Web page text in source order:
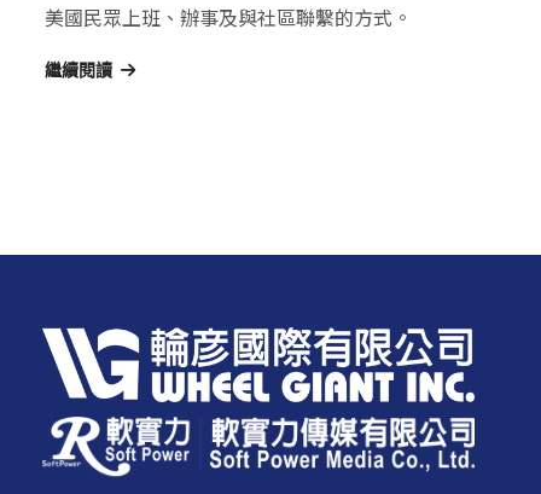
美國民眾上班、辦事及與社區聯繫的方式。
繼續閱讀